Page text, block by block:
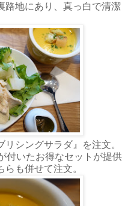
路地にあり、真っ白で清潔
シングサラダ』を注文。
付いたお得なセットが提供
も併せて注文。